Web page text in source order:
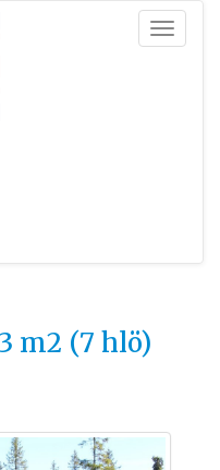
Toggle
m2 (7 hlö)